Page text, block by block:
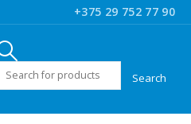
+375 29 752 77 90
Искать: